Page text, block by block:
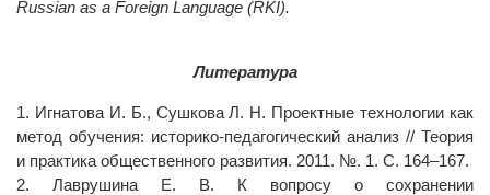
Russian as a Foreign Language (RKI).
Литература
1. Игнатова И. Б., Сушкова Л. Н. Проектные технологии как
метод обучения: историко-педагогический анализ // Теория
и практика общественного развития. 2011. №. 1. С. 164–167.
2. Лаврушина Е. В. К вопросу о сохранении